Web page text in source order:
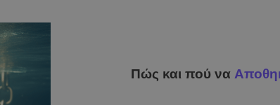
Πώς και πού να